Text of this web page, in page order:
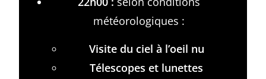
météorologiques :
Visite du ciel à l’oeil nu
Télescopes et lunettes